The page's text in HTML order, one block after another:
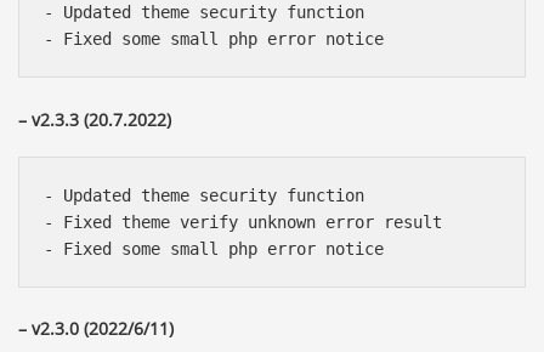
- Updated theme security function
– v2.3.3 (20.7.2022)
- Updated theme security function
- Fixed theme verify unknown error result
– v2.3.0 (2022/6/11)